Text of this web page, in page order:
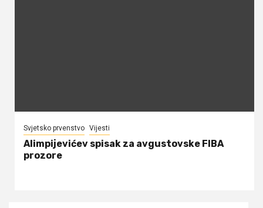
Svjetsko prvenstvo Vijesti
Alimpijevićev spisak za avgustovske FIBA
prozore